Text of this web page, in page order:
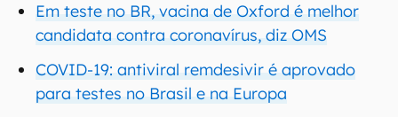
Em teste no BR, vacina de Oxford é melhor
candidata contra coronavírus, diz OMS
COVID-19: antiviral remdesivir é aprovado
para testes no Brasil e na Europa